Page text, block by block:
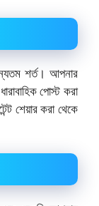
শর্ত। আপনার
পোস্ট করা
শেয়ার করা থেকে